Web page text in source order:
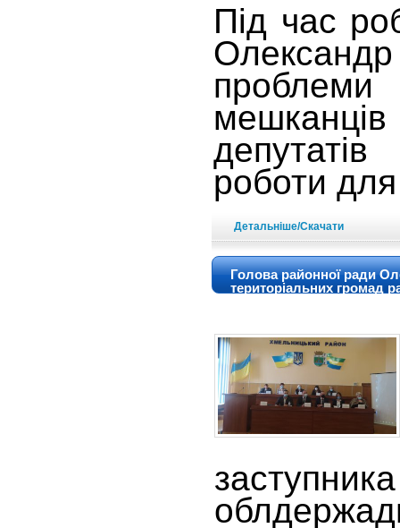
Під час
роботи
Детальніше/Скачати
Голова районної ради
територіальних громад